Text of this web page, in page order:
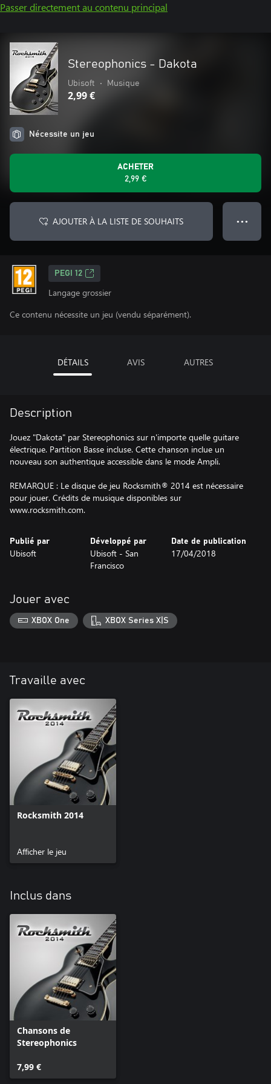
Passer directement au contenu principal
Stereophonics - Dakota
Ubisoft • Musique
2,99 €
Nécessite un jeu
ACHETER
2,99 €
AJOUTER À LA LISTE DE SOUHAITS ● ● ●
PEGI 12
Langage grossier
Ce contenu nécessite un jeu (vendu séparément).
DÉTAILS AVIS AUTRES
Description
Jouez "Dakota" par Stereophonics sur n'importe quelle guitare
électrique. Partition Basse incluse. Cette chanson inclue un
nouveau son authentique accessible dans le mode Ampli.
REMARQUE : Le disque de jeu Rocksmith® 2014 est nécessaire
pour jouer. Crédits de musique disponibles sur
www.rocksmith.com.
Publié par
Ubisoft
Développé par
Ubisoft - San
Francisco
Date de publication
17/04/2018
Jouer avec
XBOX One XBOX Series X|S
Travaille avec
Rocksmith 2014
Afficher le jeu
Inclus dans
Chansons de
Stereophonics
7,99 €